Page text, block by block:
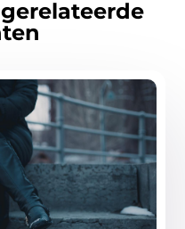
gerelateerde